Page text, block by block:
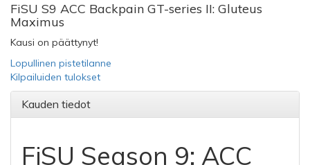
FiSU S9 ACC Backpain GT-series II: Gluteus
Maximus
Kausi on päättynyt!
Lopullinen pistetilanne
Kilpailuiden tulokset
Kauden tiedot
FiSU Season 9: ACC